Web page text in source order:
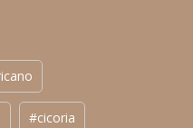
#cicoria